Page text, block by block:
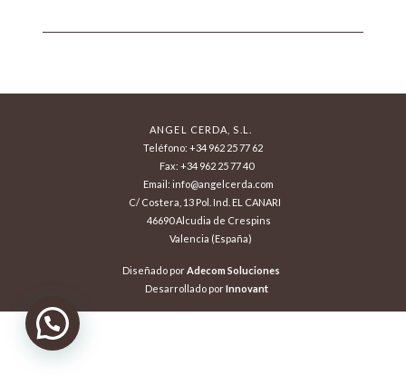
ANGEL CERDA, S.L.
Teléfono: +34 962 25 77 62
Fax: +34 962 25 77 40
Email: info@angelcerda.com
C/ Costera, 13 Pol. Ind. EL CANARI
46690 Alcudia de Crespins
Valencia (España)
Diseñado porAdecom Soluciones
Desarrollado porInnovant